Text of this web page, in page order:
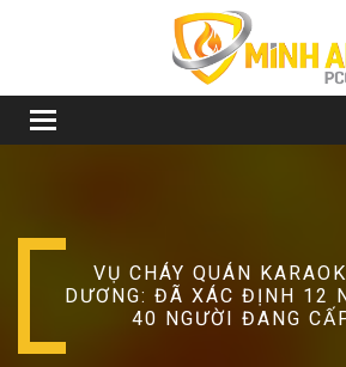
Toggle
navigation
VỤ CHÁY QUÁN
DƯƠNG: ĐÃ XÁC ĐỊNH 12
40 NGƯỜI ĐANG